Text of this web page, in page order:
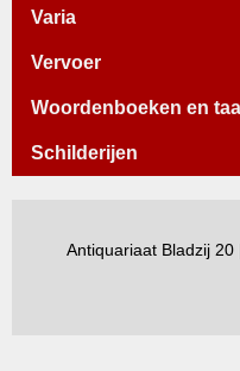
Varia
Vervoer
Woordenboeken en taal
Schilderijen
Antiquariaat Bladzij